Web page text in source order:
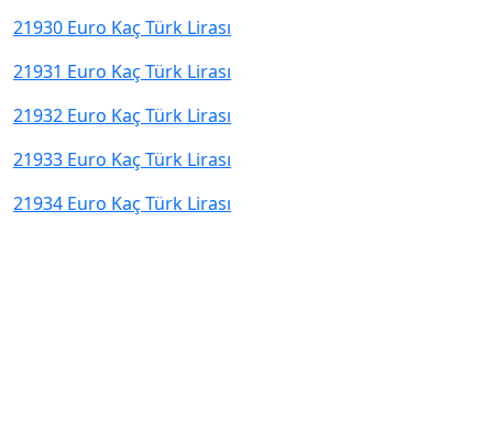
21930 Euro Kaç Türk Lirası
21931 Euro Kaç Türk Lirası
21932 Euro Kaç Türk Lirası
21933 Euro Kaç Türk Lirası
21934 Euro Kaç Türk Lirası